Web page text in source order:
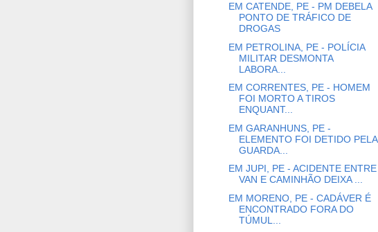
EM CATENDE, PE - PM DEBELA
PONTO DE TRÁFICO DE
DROGAS
EM PETROLINA, PE - POLÍCIA
MILITAR DESMONTA
LABORA...
EM CORRENTES, PE - HOMEM
FOI MORTO A TIROS
ENQUANT...
EM GARANHUNS, PE -
ELEMENTO FOI DETIDO PELA
GUARDA...
EM JUPI, PE - ACIDENTE ENTRE
VAN E CAMINHÃO DEIXA ...
EM MORENO, PE - CADÁVER É
ENCONTRADO FORA DO
TÚMUL...